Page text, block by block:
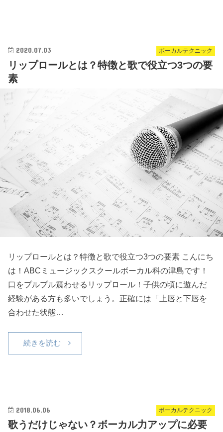
2020.07.03 ボーカルテクニック
リップロールとは？特徴と歌で役立つ3つの要
素
リップロールとは？特徴と歌で役立つ3つの要素 こんにち
は！ABCミュージックスクールボーカル科の津島です！
口をプルプル震わせるリップロール！子供の頃に遊んだ
経験がある方も多いでしょう。正確には「上唇と下唇を
合わせた状態…
続きを読む
2018.06.06 ボーカルテクニック
歌うだけじゃない？ボーカル力アップに必要